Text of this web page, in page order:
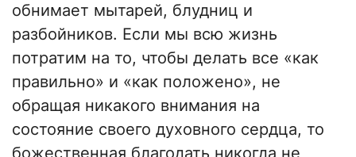
обнимает мытарей, блудниц и
разбойников. Если мы всю жизнь
потратим на то, чтобы делать все «как
правильно» и «как положено», не
обращая никакого внимания на
состояние своего духовного сердца, то